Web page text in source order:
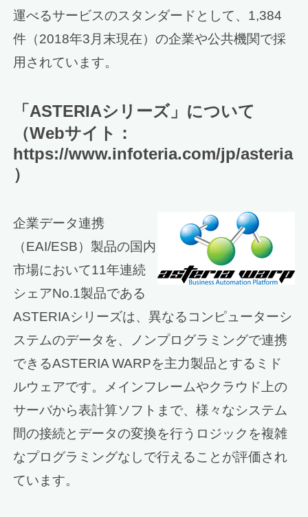
運べるサービスのスタンダードとして、1,384
件（2018年3月末現在）の企業や公共機関で採
用されています。
「ASTERIAシリーズ」について
（Webサイト：
https://www.infoteria.com/jp/asteria
）
企業データ連携
（EAI/ESB）製品の国内
市場において11年連続
シェアNo.1製品である
ASTERIAシリーズは、異なるコンピューターシ
ステムのデータを、ノンプログラミングで連携
できるASTERIA WARPを主力製品とするミド
ルウェアです。メインフレームやクラウド上の
サーバから表計算ソフトまで、様々なシステム
間の接続とデータの変換を行うロジックを複雑
なプログラミングなしで行えることが評価され
ています。